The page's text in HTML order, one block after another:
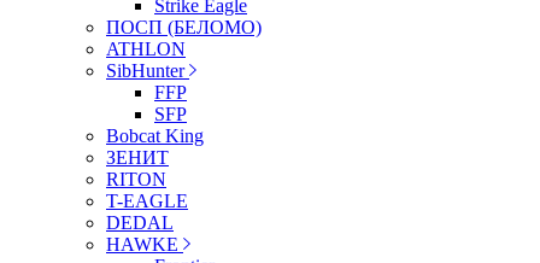
Strike Eagle
ПОСП (БЕЛОМО)
ATHLON
SibHunter
FFP
SFP
Bobcat King
ЗЕНИТ
RITON
T-EAGLE
DEDAL
HAWKE